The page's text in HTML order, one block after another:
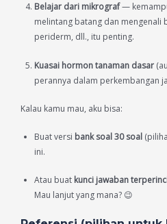
Belajar dari mikrograf—
melintang batang dan mengenali
periderm, dll., itu penting.
Kuasai hormon tanaman dasar
perannya dalam perkembangan
Kalau kamu mau, aku bisa:
Buat versi bank soal 30 soal
ini.
Atau buat kunci jawaban
Mau lanjut yang mana? 😉